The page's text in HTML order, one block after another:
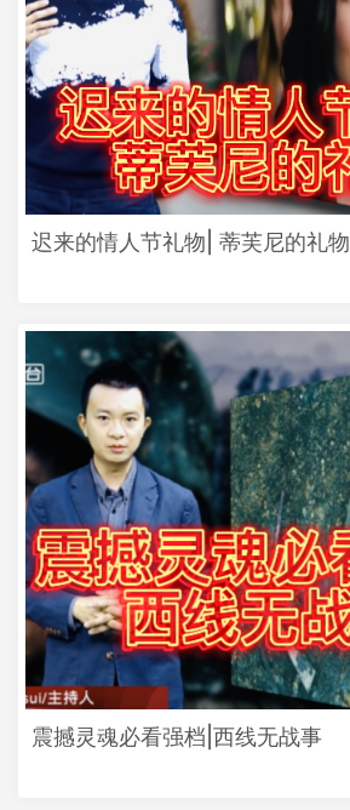
迟来的情人节礼物| 蒂芙尼的礼物
震撼灵魂必看强档|西线无战事